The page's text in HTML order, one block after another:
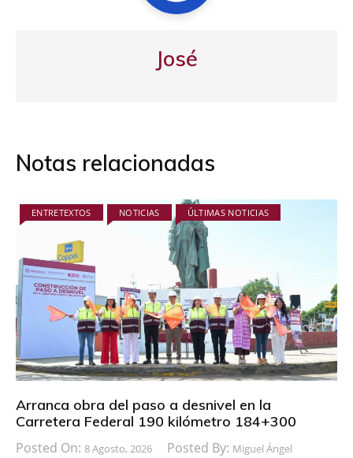
José
Notas relacionadas
ENTRETEXTOS NOTICIAS ÚLTIMAS NOTICIAS
Arranca obra del paso a desnivel en la
Carretera Federal 190 kilómetro 184+300
Posted On: 8 Agosto, 2026 Posted By: Miguel Ángel